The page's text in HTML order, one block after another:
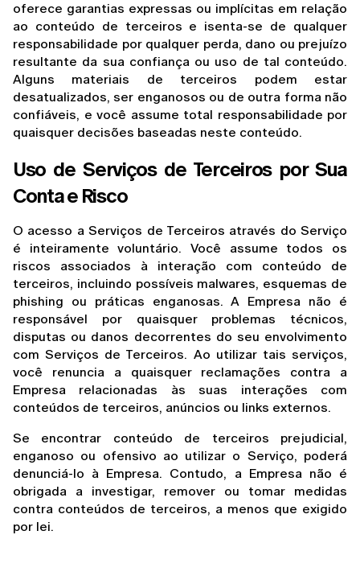
oferece garantias expressas ou implícitas em relação
ao conteúdo de terceiros e isenta-se de qualquer
responsabilidade por qualquer perda, dano ou prejuízo
resultante da sua confiança ou uso de tal conteúdo.
Alguns materiais de terceiros podem estar
desatualizados, ser enganosos ou de outra forma não
confiáveis, e você assume total responsabilidade por
quaisquer decisões baseadas neste conteúdo.
Uso de Serviços de Terceiros por Sua
Conta e Risco
O acesso a Serviços de Terceiros através do Serviço
é inteiramente voluntário. Você assume todos os
riscos associados à interação com conteúdo de
terceiros, incluindo possíveis malwares, esquemas de
phishing ou práticas enganosas. A Empresa não é
responsável por quaisquer problemas técnicos,
disputas ou danos decorrentes do seu envolvimento
com Serviços de Terceiros. Ao utilizar tais serviços,
você renuncia a quaisquer reclamações contra a
Empresa relacionadas às suas interações com
conteúdos de terceiros, anúncios ou links externos.
Se encontrar conteúdo de terceiros prejudicial,
enganoso ou ofensivo ao utilizar o Serviço, poderá
denunciá-lo à Empresa. Contudo, a Empresa não é
obrigada a investigar, remover ou tomar medidas
contra conteúdos de terceiros, a menos que exigido
por lei.